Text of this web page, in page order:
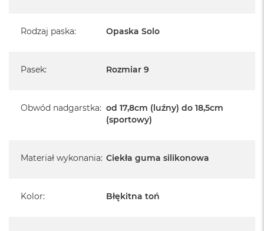
Rodzaj paska: Opaska Solo
Pasek: Rozmiar 9
Obwód nadgarstka: od 17,8cm (luźny) do 18,5cm
(sportowy)
Materiał wykonania: Ciekła guma silikonowa
Kolor: Błękitna toń